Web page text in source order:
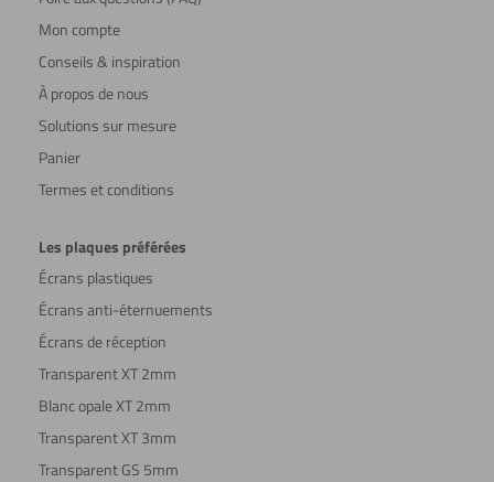
Mon compte
Conseils & inspiration
À propos de nous
Solutions sur mesure
Panier
Termes et conditions
Les plaques préférées
Écrans plastiques
Écrans anti-éternuements
Écrans de réception
Transparent XT 2mm
Blanc opale XT 2mm
Transparent XT 3mm
Transparent GS 5mm